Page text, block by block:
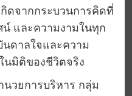
ดจากกระบวนการคิดที่
และความงามในทุก
นดาลใจและความ
นมิติของชีวิตจริง
วยการบริหาร กลุ่ม